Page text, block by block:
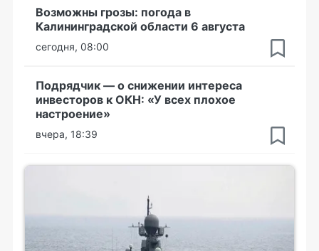
Возможны грозы: погода в
Калининградской области 6 августа
сегодня, 08:00
Подрядчик — о снижении интереса
инвесторов к ОКН: «У всех плохое
настроение»
вчера, 18:39